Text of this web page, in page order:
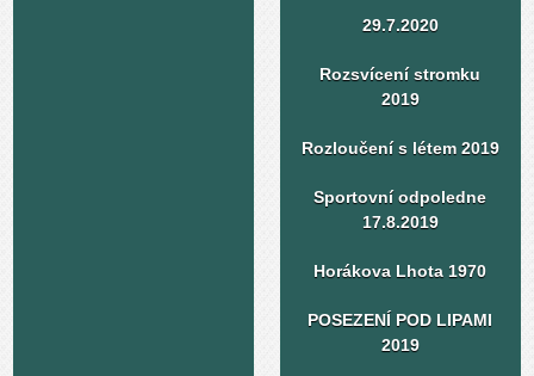
29.7.2020
Rozsvícení stromku
2019
Rozloučení s létem 2019
Sportovní odpoledne
17.8.2019
Horákova Lhota 1970
POSEZENÍ POD LIPAMI
2019